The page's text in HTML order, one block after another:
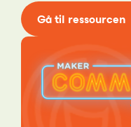
Gå til ressourcen